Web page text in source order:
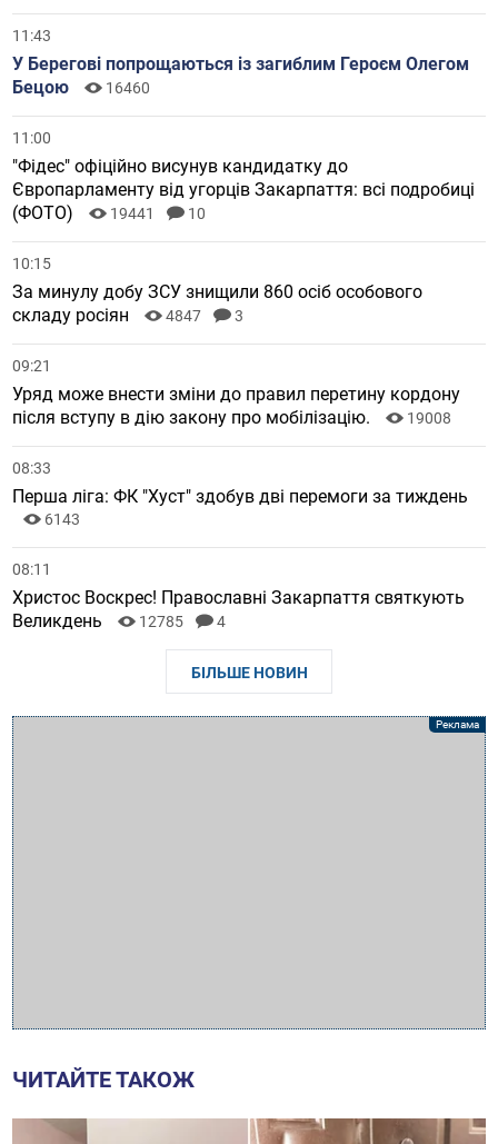
11:43
У Берегові попрощаються із загиблим Героєм Олегом
Бецою
16460
11:00
"Фідес" офіційно висунув кандидатку до
Європарламенту від угорців Закарпаття: всі подробиці
(ФОТО)
19441 10
10:15
За минулу добу ЗСУ знищили 860 осіб особового
складу росіян
4847 3
09:21
Уряд може внести зміни до правил перетину кордону
після вступу в дію закону про мобілізацію.
19008
08:33
Перша ліга: ФК "Хуст" здобув дві перемоги за тиждень
6143
08:11
Христос Воскрес! Православні Закарпаття святкують
Великдень
12785 4
БІЛЬШЕ НОВИН
ЧИТАЙТЕ ТАКОЖ